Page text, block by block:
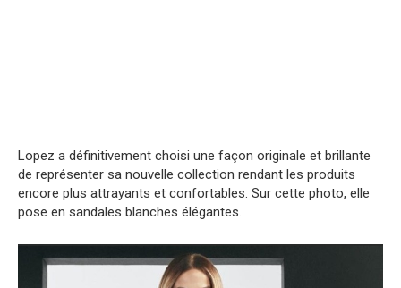
Lopez a définitivement choisi une façon originale et brillante
de représenter sa nouvelle collection rendant les produits
encore plus attrayants et confortables. Sur cette photo, elle
pose en sandales blanches élégantes.